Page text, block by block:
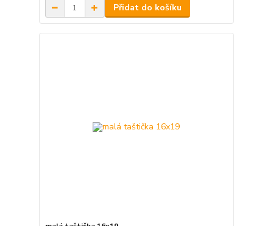
Přidat do košíku